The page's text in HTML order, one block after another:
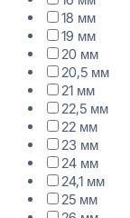
18 мм
19 мм
20 мм
20,5 мм
21 мм
22,5 мм
22 мм
23 мм
24 мм
24,1 мм
25 мм